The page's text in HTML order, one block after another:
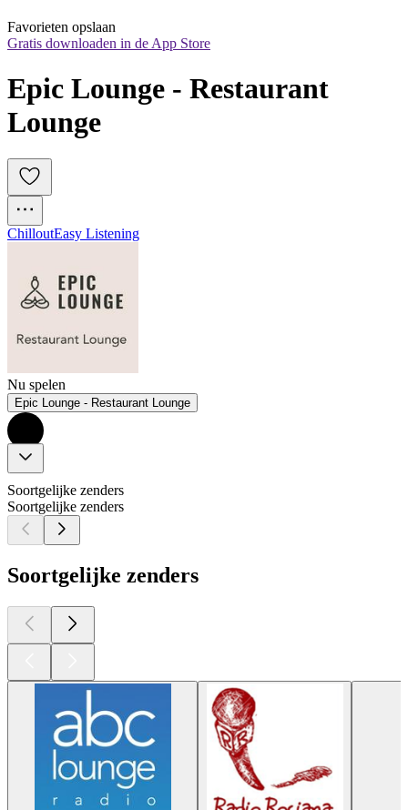
Favorieten opslaan
Gratis downloaden in de App Store
Epic Lounge - Restaurant
Lounge
ChilloutEasy Listening
Nu spelen
Epic Lounge - Restaurant Lounge
Soortgelijke zenders
Soortgelijke zenders
Soortgelijke zenders